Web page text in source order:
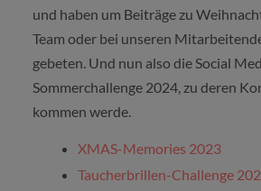
und haben um Beiträge zu
Team oder bei unseren
gebeten. Und nun also die Social
Sommerchallenge 2024, zu deren
kommen werde.
XMAS-Memories 2023
Taucherbrillen-Challenge